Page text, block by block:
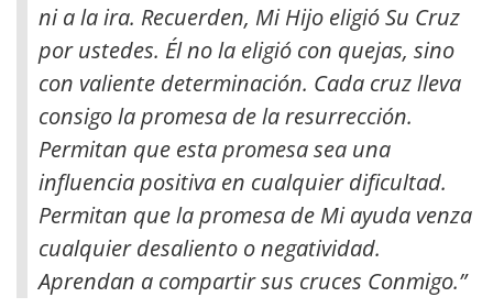
ni a la ira. Recuerden, Mi Hijo eligió Su Cruz
por ustedes. Él no la eligió con quejas, sino
con valiente determinación. Cada cruz lleva
consigo la promesa de la resurrección.
Permitan que esta promesa sea una
influencia positiva en cualquier dificultad.
Permitan que la promesa de Mi ayuda venza
cualquier desaliento o negatividad.
Aprendan a compartir sus cruces Conmigo.”